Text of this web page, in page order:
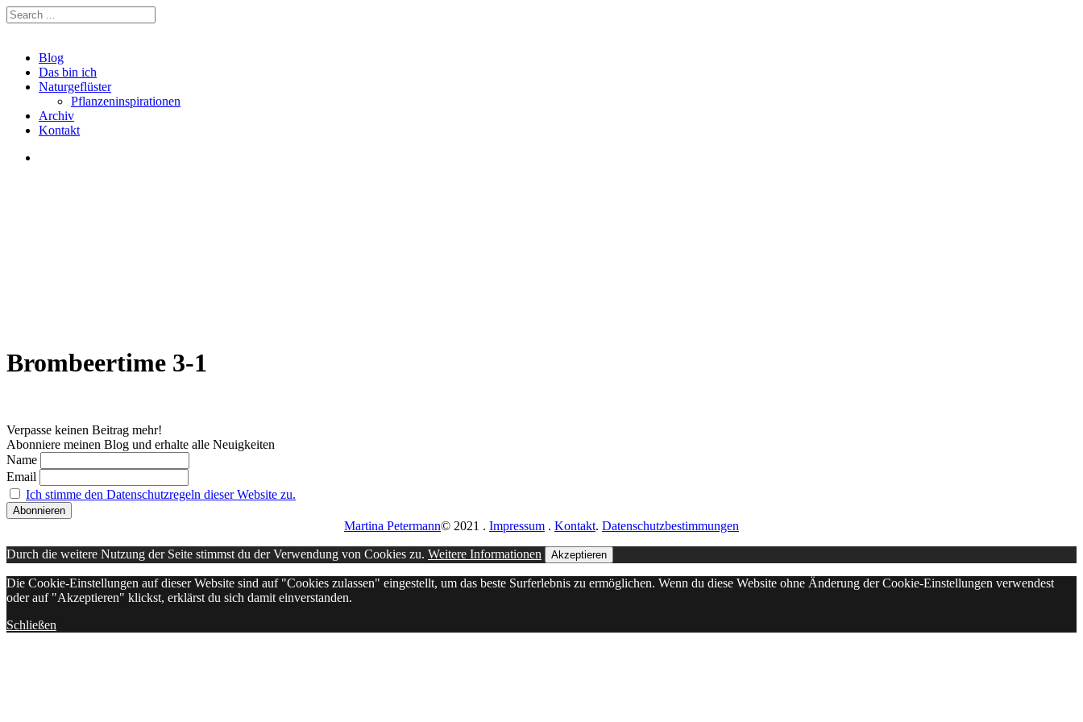
Blog
Das bin ich
Naturgeflüster
Pflanzeninspirationen
Archiv
Kontakt
Brombeertime 3-1
Verpasse keinen Beitrag mehr!
Abonniere meinen Blog und erhalte alle Neuigkeiten
Name
Email
Ich stimme den Datenschutzregeln dieser Website zu.
Martina Petermann© 2021 . Impressum . Kontakt. Datenschutzbestimmungen
Durch die weitere Nutzung der Seite stimmst du der Verwendung von Cookies zu. Weitere Informationen Akzeptieren
Die Cookie-Einstellungen auf dieser Website sind auf "Cookies zulassen" eingestellt, um das beste Surferlebnis zu ermöglichen. Wenn du diese Website ohne Änderung der Cookie-Einstellungen verwendest
oder auf "Akzeptieren" klickst, erklärst du sich damit einverstanden.
Schließen